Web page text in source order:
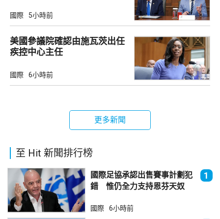
國際 5小時前
美國參議院確認由施瓦茨出任
疾控中心主任
國際 6小時前
更多新聞
至 Hit 新聞排行榜
國際足協承認出售賽事計劃犯
錯 惟仍全力支持恩芬天奴
1
國際 6小時前